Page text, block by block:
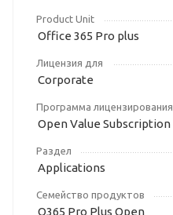
Product Unit
Office 365 Pro plus
Лицензия для
Corporate
Программа лицензирования
Open Value Subscription
Раздел
Applications
Семейство продуктов
O365 Pro Plus Open